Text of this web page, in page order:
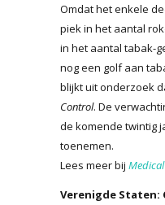
Omdat het enkele
piek in het aantal
in het aantal tabak-
nog een golf aan
blijkt uit onderzoek
Control. De
de komende twintig
toenemen.
Lees meer bij
Verenigde Staten: